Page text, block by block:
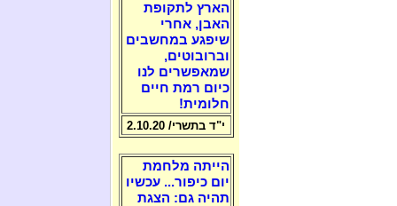
הארץ לתקופת
האבן, אחרי
שיפגע במחשבים
וברובוטים,
שמאפשרים לנו
כיום רמת חיים
חלומית!
י"ד בתשרי/ 2.10.20
הייתה מלחמת
יום כיפור... עכשיו
תהיה גם: הצגת